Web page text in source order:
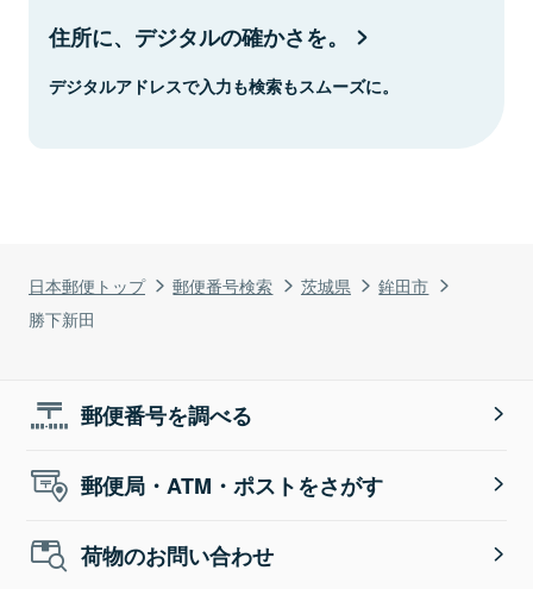
日本郵便トップ 郵便番号検索 茨城県
鉾田市
勝下新田
住所に、デジタルの確かさを。
デジタルアドレスで入力も検索もスムーズに。
郵便番号を調べる
郵便局・ATM・ポストをさがす
荷物のお問い合わせ